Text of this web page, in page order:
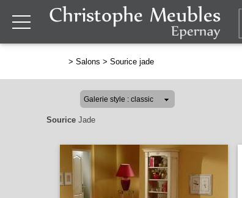
> Salons > Sourice jade
Sourice Jade